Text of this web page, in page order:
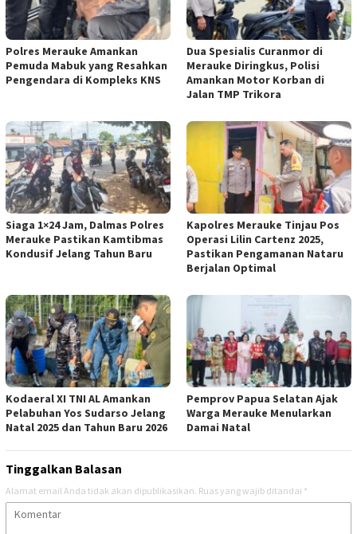
Polres Merauke Amankan
Pemuda Mabuk yang Resahkan
Pengendara di Kompleks KNS
Dua Spesialis Curanmor di
Merauke Diringkus, Polisi
Amankan Motor Korban di
Jalan TMP Trikora
Siaga 1×24 Jam, Dalmas Polres
Merauke Pastikan Kamtibmas
Kondusif Jelang Tahun Baru
Kapolres Merauke Tinjau Pos
Operasi Lilin Cartenz 2025,
Pastikan Pengamanan Nataru
Berjalan Optimal
Kodaeral XI TNI AL Amankan
Pelabuhan Yos Sudarso Jelang
Natal 2025 dan Tahun Baru 2026
Pemprov Papua Selatan Ajak
Warga Merauke Menularkan
Damai Natal
Tinggalkan Balasan
Alamat email Anda tidak akan dipublikasikan. Ruas yang wajib ditandai *